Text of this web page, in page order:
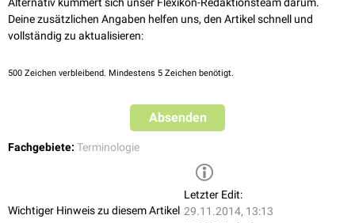
Alternativ kümmert sich unser Flexikon-Redaktionsteam darum.
Deine zusätzlichen Angaben helfen uns, den Artikel schnell und
vollständig zu aktualisieren:
500 Zeichen verbleibend. Mindestens 5 Zeichen benötigt.
Absenden
Fachgebiete: Terminologie
Wichtiger Hinweis zu diesem Artikel
Letzter Edit:
29.11.2014, 13:13